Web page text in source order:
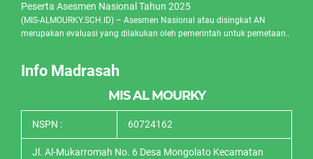
Peserta Asesmen Nasional Tahun 2025
(MIS-ALMOURKY.SCH.ID) – Asesmen Nasional atau disingkat AN
merupakan evaluasi yang dilakukan oleh pemerintah untuk pemetaan..
Info Madrasah
MIS AL MOURKY
NSPN : 60724162
Jl. Al-Mukarromah No. 6 Desa Mongolato Kecamatan